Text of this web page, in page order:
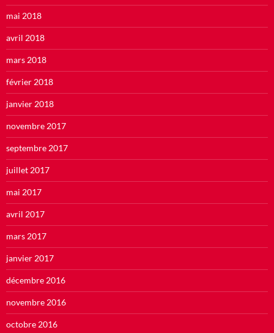
mai 2018
avril 2018
mars 2018
février 2018
janvier 2018
novembre 2017
septembre 2017
juillet 2017
mai 2017
avril 2017
mars 2017
janvier 2017
décembre 2016
novembre 2016
octobre 2016